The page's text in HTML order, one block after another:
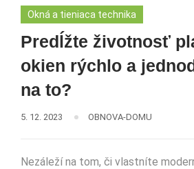
Okná a tieniaca technika
Predĺžte životnosť
okien rýchlo a
na to?
5. 12. 2023 OBNOVA-DOMU
Nezáleží na tom, či vlastníte